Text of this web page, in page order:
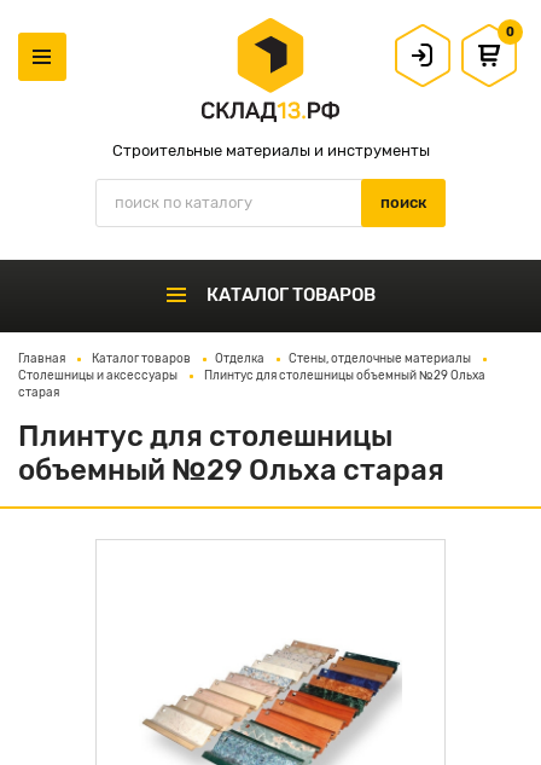
Строительные материалы и инструменты
0
КАТАЛОГ ТОВАРОВ
Главная Каталог товаров Отделка
Стены, отделочные материалы
Столешницы и аксессуары
Плинтус для столешницы объемный №29 Ольха
старая
Плинтус для столешницы
объемный №29 Ольха старая